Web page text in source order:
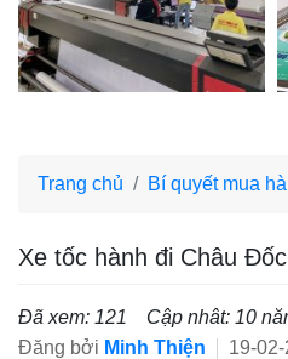
Trang chủ Bí quyết mua
Xe tốc hành đi Châu Đốc
Đã xem: 121
Cập nhât: 10
Đăng bởi Minh Thiện 19-